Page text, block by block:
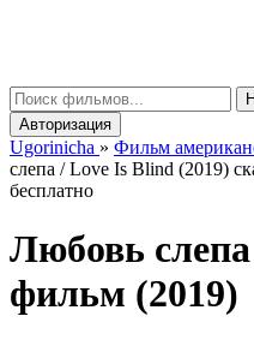
Авторизация
Ugorinicha » Фильм
слепа / Love Is Blind (2019)
бесплатно
Любовь
фильм (2019)